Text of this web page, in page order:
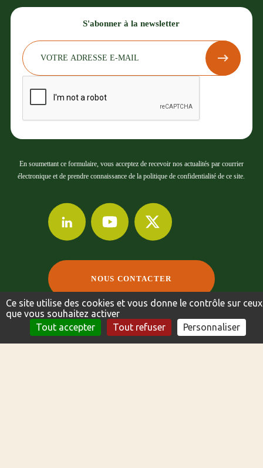
NOUS CONTACTER FICHE TECHNIQUE
S'abonner à la newsletter
En soumettant ce formulaire, vous acceptez de recevoir nos actualités par courrier
électronique et de prendre connaissance de la politique de confidentialité de ce site.
NOUS CONTACTER
Ce site utilise des cookies et vous donne le contrôle sur ceux
que vous souhaitez activer
Tout accepter
Tout refuser Personnaliser